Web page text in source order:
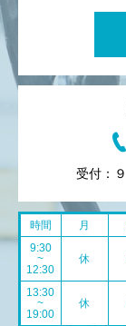
受付：
時間 月
9:30
~
12:30
休
13:30
~
19:00
休